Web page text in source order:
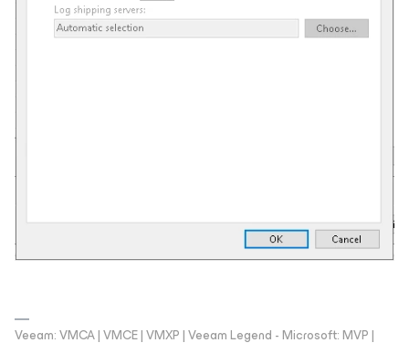
Veeam: VMCA | VMCE | VMXP | Veeam Legend - Microsoft: MVP |